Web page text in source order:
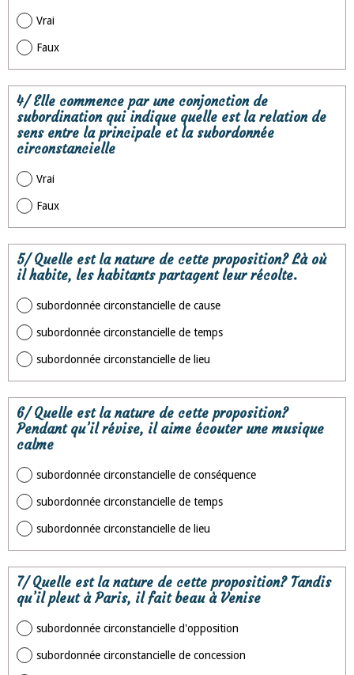
Vrai
Faux
4/ Elle commence par une conjonction de
subordination qui indique quelle est la relation de
sens entre la principale et la subordonnée
circonstancielle
Vrai
Faux
5/ Quelle est la nature de cette proposition? Là où
il habite, les habitants partagent leur récolte.
subordonnée circonstancielle de cause
subordonnée circonstancielle de temps
subordonnée circonstancielle de lieu
6/ Quelle est la nature de cette proposition?
Pendant qu’il révise, il aime écouter une musique
calme
subordonnée circonstancielle de conséquence
subordonnée circonstancielle de temps
subordonnée circonstancielle de lieu
7/ Quelle est la nature de cette proposition? Tandis
qu’il pleut à Paris, il fait beau à Venise
subordonnée circonstancielle d'opposition
subordonnée circonstancielle de concession